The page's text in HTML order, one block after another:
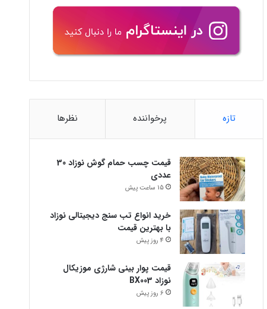
تازه پرخواننده نظرها
قیمت چسب حمام گوش نوزاد 30
عددی
15 ساعت پیش
خرید انواع تب سنج دیجیتالی نوزاد
با بهترین قیمت
4 روز پیش
قیمت پوار بینی شارژی موزیکال
نوزاد BX003
6 روز پیش